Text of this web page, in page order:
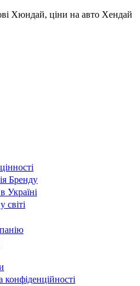
Бренду
Україні
світі
конфіденційності